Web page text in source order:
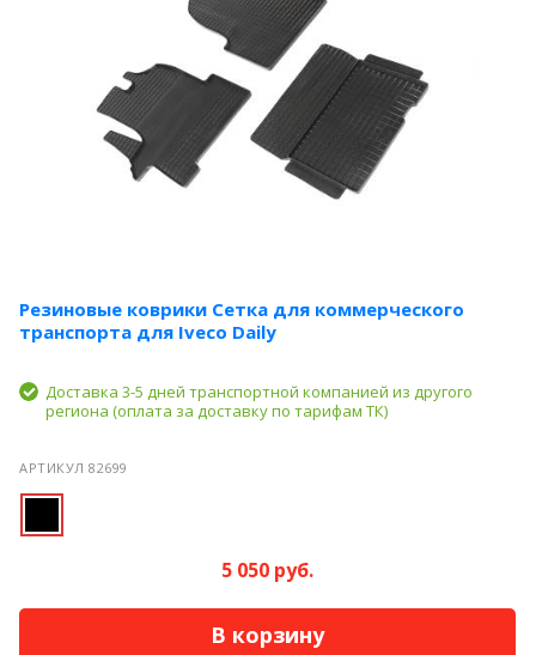
Резиновые коврики Сетка для коммерческого
транспорта для Iveco Daily
Доставка 3-5 дней транспортной компанией из другого
региона (оплата за доставку по тарифам ТК)
АРТИКУЛ 82699
5 050 руб.
В корзину